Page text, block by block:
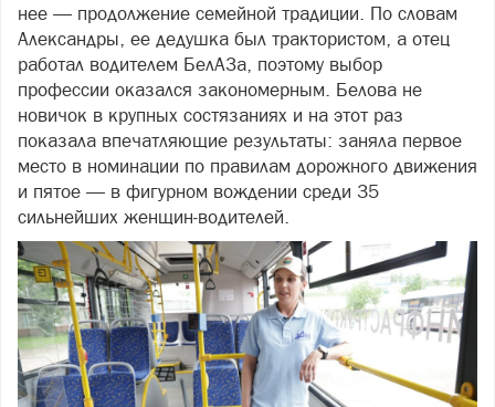
нее — продолжение семейной традиции. По словам
Александры, ее дедушка был трактористом, а отец
работал водителем БелАЗа, поэтому выбор
профессии оказался закономерным. Белова не
новичок в крупных состязаниях и на этот раз
показала впечатляющие результаты: заняла первое
место в номинации по правилам дорожного движения
и пятое — в фигурном вождении среди 35
сильнейших женщин‑водителей.